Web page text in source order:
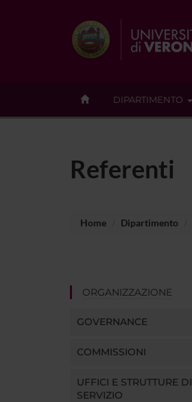
DIPARTIMENTO
Referenti
Home Dipartimento
ORGANIZZAZIONE
GOVERNANCE
COMMISSIONI
UFFICI E STRUTTURE DI
SERVIZIO